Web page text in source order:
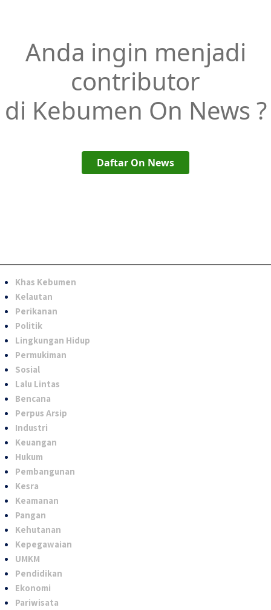
Anda ingin menjadi
contributor
di Kebumen On News ?
Daftar On News
Khas Kebumen
Kelautan
Perikanan
Politik
Lingkungan Hidup
Permukiman
Sosial
Lalu Lintas
Bencana
Perpus Arsip
Industri
Keuangan
Hukum
Pembangunan
Kesra
Keamanan
Pangan
Kehutanan
Kepegawaian
UMKM
Pendidikan
Ekonomi
Pariwisata